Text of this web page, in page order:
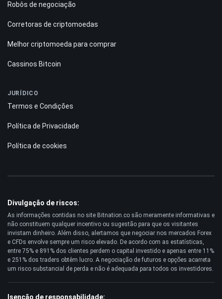
Robôs de negociação
Corretoras de criptomoedas
Melhor criptomoeda para comprar
Cassinos Bitcoin
JURÍDICO
Termos e Condições
Política de Privacidade
Política de cookies
Divulgação de riscos:
As informações contidas no site Bitnation.co são meramente informativas e
não constituem qualquer incentivo ou sugestão para que os visitantes
invistam dinheiro. Além disso, alertamos que negociar nos mercados Forex
e CFDs envolve sempre um risco elevado. De acordo com as estatísticas,
entre 75% e 891% dos clientes perdem o capital investido e apenas entre 11%
e 251% dos traders obtêm lucro. A negociação de futuros e opções acarreta
um risco substancial de perda e não é adequada para todos os investidores.
Isenção de responsabilidade: